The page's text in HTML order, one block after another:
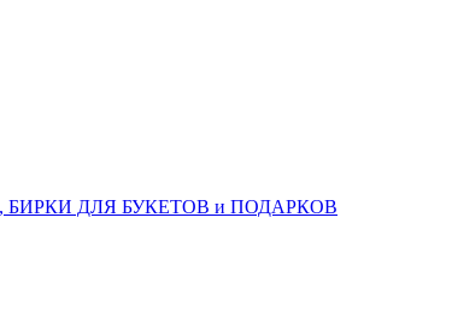
ДЛЯ БУКЕТОВ и ПОДАРКОВ